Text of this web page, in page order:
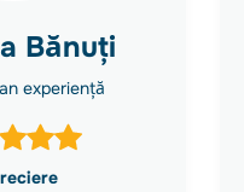
Bănuți
experiență